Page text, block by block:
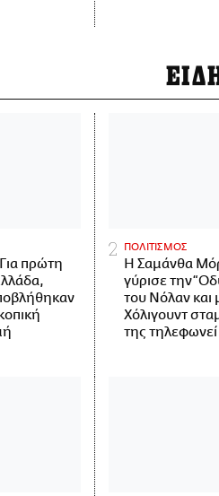
πρώτη
ΠΟΛΙΤΙΣΜΟΣ
Η Σαμάνθα
γύρισε την
του Νόλαν και
Χόλιγουντ
της τηλεφωνεί